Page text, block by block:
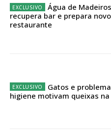
Faça-se assinante do Região de
Sendo assinante terá acesso a
Água de Madeiros
recupera bar e prepara novo
restaurante
Gatos e
higiene motivam queixas na